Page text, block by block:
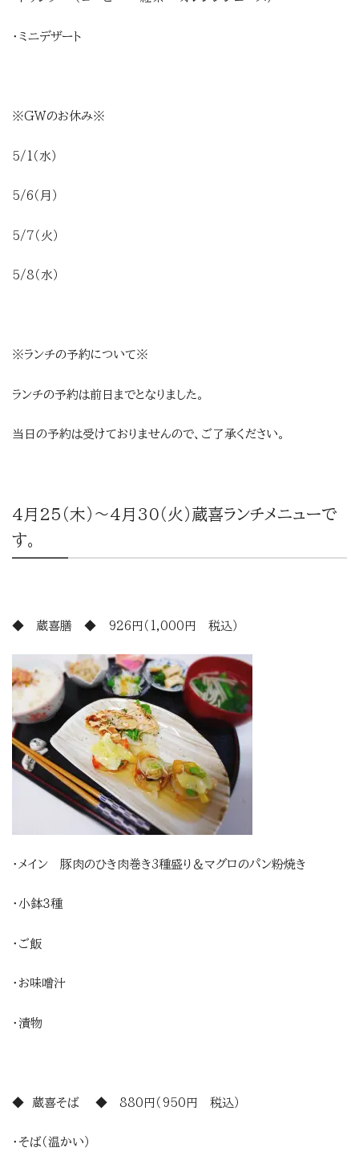
・ミニデザート
※GWのお休み※
5/1（水）
5/6（月）
5/7（火）
5/8（水）
※ランチの予約について※
ランチの予約は前日までとなりました。
当日の予約は受けておりませんので、ご了承ください。
4月25（木）～4月30（火）蔵喜ランチメニューで
す。
◆ 蔵喜膳 ◆ 926円（1,000円 税込）
・メイン 豚肉のひき肉巻き3種盛り＆マグロのパン粉焼き
・小鉢３種
・ご飯
・お味噌汁
・漬物
◆ 蔵喜そば ◆ 880円（950円 税込）
・そば（温かい）